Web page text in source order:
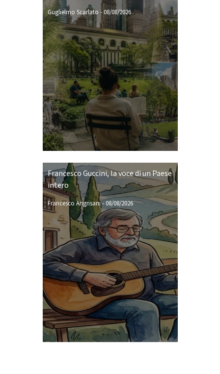
Guglielmo Scarlato -08/08/2026
Francesco Guccini, la voce di un Paese
intero
Francesco Angrisani-08/08/2026